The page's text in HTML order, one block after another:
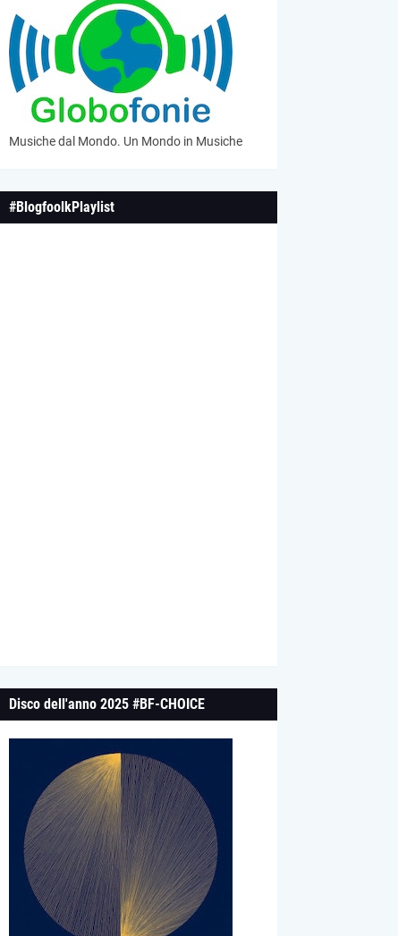
Musiche dal Mondo. Un Mondo in Musiche
#BlogfoolkPlaylist
Disco dell'anno 2025 #BF-CHOICE